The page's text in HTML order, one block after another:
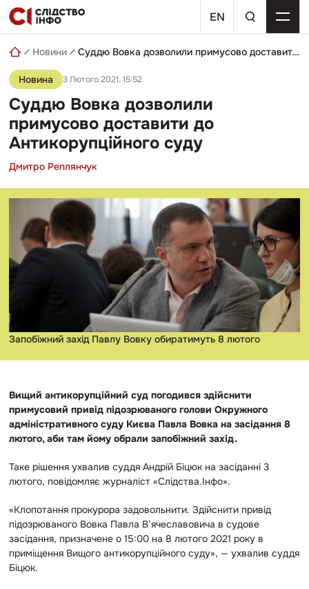
Skip
to
content
EN
пошуковий
запит
Новини Суддю Вовка дозволили примусово доставити до Антикорупційного суду
Новина 3 Лютого 2021, 15:52
Суддю Вовка дозволили
примусово доставити до
Антикорупційного суду
Дмитро Реплянчук
Запобіжний захід Павлу Вовку обиратимуть 8 лютого
Вищий антикорупційний суд погодився здійснити
примусовий привід підозрюваного голови Окружного
адміністративного суду Києва Павла Вовка на засідання 8
лютого, аби там йому обрали запобіжний захід.
Таке рішення ухвалив суддя Андрій Біцюк на засіданні 3
лютого, повідомляє журналіст «Слідства.Інфо».
«Клопотання прокурора задовольнити. Здійснити привід
підозрюваного Вовка Павла В’ячеславовича в судове
засідання, призначене о 15:00 на 8 лютого 2021 року в
приміщення Вищого антикорупційного суду», — ухвалив суддя
Біцюк.